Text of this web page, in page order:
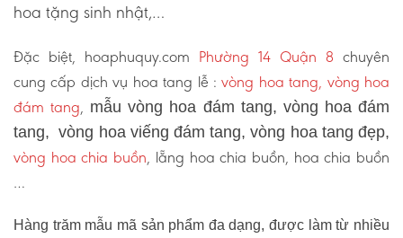
hoa tặng sinh nhật,…
Đặc biệt, hoaphuquy.com Phường 14 Quận 8 chuyên
cung cấp dịch vụ hoa tang lễ :vòng hoa tang, vòng hoa
đám tang, mẫu vòng hoa đám tang, vòng hoa đám
tang, vòng hoa viếng đám tang, vòng hoa tang đẹp,
vòng hoa chia buồn, lẵng hoa chia buồn, hoa chia buồn
…
Hàng trăm mẫu mã sản phẩm đa dạng, được làm từ nhiều